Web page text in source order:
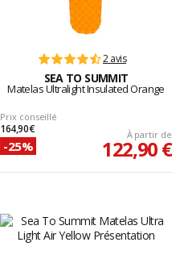
2 avis
SEA TO SUMMIT
Matelas Ultralight Insulated Orange
Prix conseillé
164,90 €
-25%
À partir de
122,90 €